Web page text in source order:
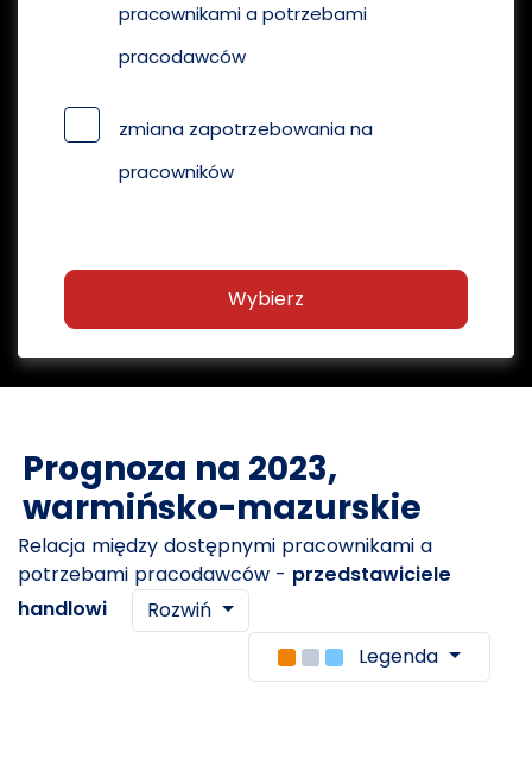
pracownikami a potrzebami
pracodawców
zmiana zapotrzebowania na
pracowników
Wybierz
Prognoza na 2023,
warmińsko-mazurskie
Relacja między dostępnymi pracownikami a
potrzebami pracodawców - przedstawiciele
handlowi
Rozwiń
Legenda